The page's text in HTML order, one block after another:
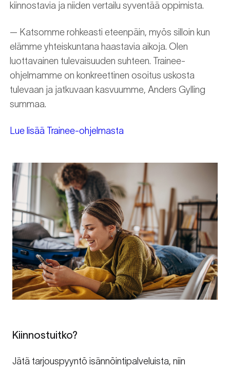
kiinnostavia ja niiden vertailu syventää oppimista.
— Katsomme rohkeasti eteenpäin, myös silloin kun
elämme yhteiskuntana haastavia aikoja. Olen
luottavainen tulevaisuuden suhteen. Trainee-
ohjelmamme on konkreettinen osoitus uskosta
tulevaan ja jatkuvaan kasvuumme, Anders Gylling
summaa.
Lue lisää Trainee-ohjelmasta
Kiinnostuitko?
Jätä tarjouspyyntö isännöintipalveluista, niin